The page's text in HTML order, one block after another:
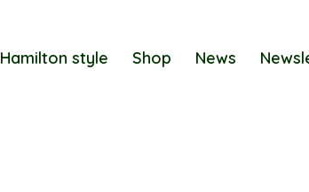
Hamilton style Shop News